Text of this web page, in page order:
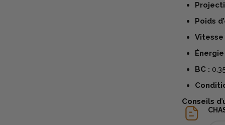
Poids
Vitesse
Énergie
BC :
Conseils